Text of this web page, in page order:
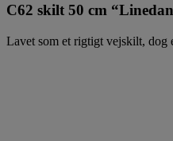
C62 skilt 50 cm
Lavet som et rigtigt vejskilt, dog